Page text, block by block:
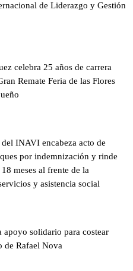
de Liderazgo y Gestión
celebra 25 años de carrera
Remate Feria de las Flores
INAVI encabeza acto de
por indemnización y rinde
meses al frente de la
y asistencia social
apoyo solidario para costear
de Rafael Nova